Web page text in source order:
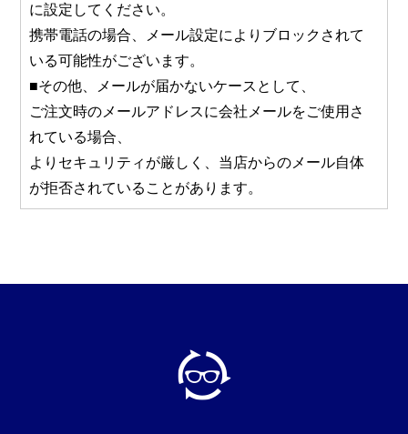
に設定してください。
携帯電話の場合、メール設定によりブロックされて
いる可能性がございます。
■その他、メールが届かないケースとして、
ご注文時のメールアドレスに会社メールをご使用さ
れている場合、
よりセキュリティが厳しく、当店からのメール自体
が拒否されていることがあります。